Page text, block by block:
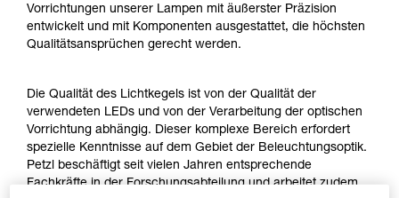
Vorrichtungen unserer Lampen mit äußerster Präzision
entwickelt und mit Komponenten ausgestattet, die höchsten
Qualitätsansprüchen gerecht werden.
Die Qualität des Lichtkegels ist von der Qualität der
verwendeten LEDs und von der Verarbeitung der optischen
Vorrichtung abhängig. Dieser komplexe Bereich erfordert
spezielle Kenntnisse auf dem Gebiet der Beleuchtungsoptik.
Petzl beschäftigt seit vielen Jahren entsprechende
Fachkräfte in der Forschungsabteilung und arbeitet zudem